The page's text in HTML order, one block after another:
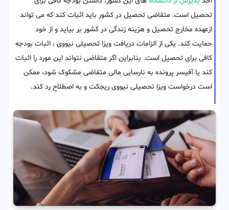
تحصیل است. متقاضی تحصیل در کشور باید اثبات کند که می تواند
ازعهده مخارج تحصیل و هزینه زندگی در کشور بر بیاید و از خود
حمایت کند. یکی از الزامات دریافت ویزا تحصیلی نیووی ، اثبات بودجه
کافی برای تحصیل است. بنابراین اگر متقاضی نتواند این مورد را اثبات
کند یا آفیسر پرونده به نارسایی مالی متقاضی مشکوک شود، ممکن
است درخواست ویزا تحصیلی نیووی ریجکت و به اصطلاح رد کند.